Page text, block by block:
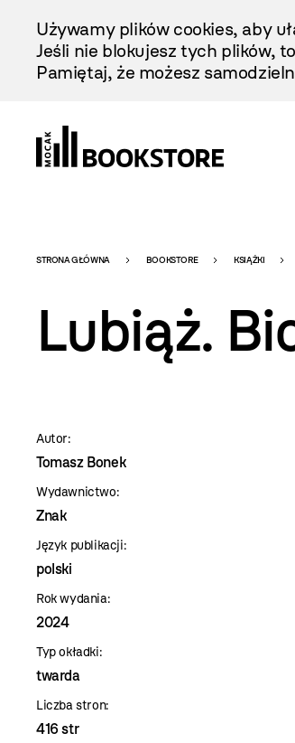
Treści
Używamy plików cookies, aby
Jeśli nie blokujesz tych plików,
Pamiętaj, że możesz
-
szablon
STRONA GŁÓWNA BOOKSTORE KSIĄŻKI
Lubiąż.
Autor:
Tomasz Bonek
Wydawnictwo:
Znak
Język publikacji:
polski
Rok wydania:
2024
Typ okładki:
twarda
Liczba stron:
416 str